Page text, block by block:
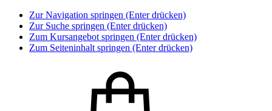
Zur Navigation springen (Enter drücken)
Zur Suche springen (Enter drücken)
Zum Kursangebot springen (Enter drücken)
Zum Seiteninhalt springen (Enter drücken)